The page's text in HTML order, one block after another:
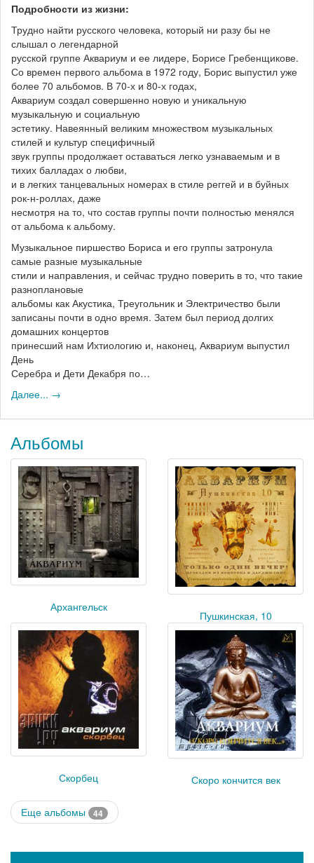
Подробности из жизни:
Трудно найти русского человека, который ни разу бы не
слышал о легендарной
русской группе Аквариум и ее лидере, Борисе Гребенщикове.
Со времен первого альбома в 1972 году, Борис выпустил уже
более 70 альбомов. В 70-х и 80-х годах,
Аквариум создал совершенно новую и уникальную
музыкальную и социальную
эстетику. Навеянный великим множеством музыкальных
стилей и культур специфичный
звук группы продолжает оставаться легко узнаваемым и в
тихих балладах о любви,
и в легких танцевальных номерах в стиле реггей и в буйных
рок-н-роллах, даже
несмотря на то, что состав группы почти полностью менялся
от альбома к альбому.
Музыкальное пиршество Бориса и его группы затронула
самые разные музыкальные
стили и направления, и сейчас трудно поверить в то, что такие
разноплановые
альбомы как Акустика, Треугольник и Электричество были
записаны почти в одно время. Затем был период долгих
домашних концертов
принесший нам Ихтиологию и, наконец, Аквариум выпустил
День
Серебра и Дети Декабря по…
Далее... →
Альбомы
Архангельск
Пушкинская, 10
Скорбец Скоро кончится век
Еще альбомы 44